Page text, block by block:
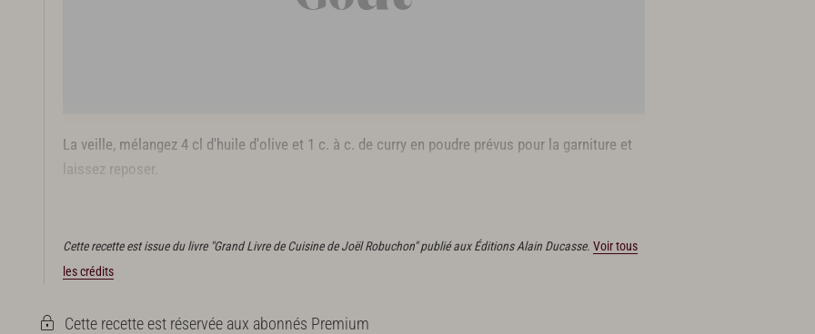
La veille, mélangez 4 cl d'huile d'olive et 1 c. à c. de curry en poudre prévus pour la garniture et
laissez reposer.
Cette recette est issue du livre "Grand Livre de Cuisine de Joël Robuchon" publié aux Éditions Alain Ducasse. Voir tous
les crédits
Cette recette est réservée aux abonnés Premium